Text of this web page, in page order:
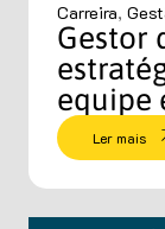
Carreira,
Gestor
equipe
Ler mais